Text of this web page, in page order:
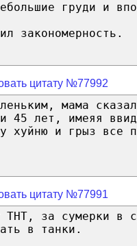
груди и
закономерность.
цитату №77992
мама
45 лет, имеяя
хуйню и грыз все
цитату №77991
ТНТ, за сумерки в
в танки.